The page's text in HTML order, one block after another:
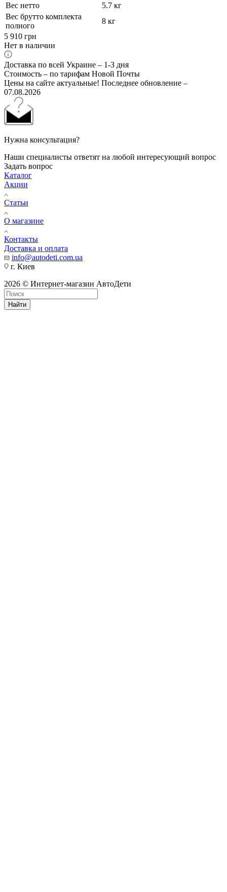
Вес нетто
5.7 кг
Вес брутто комплекта
полного
8 кг
5 910 грн
Нет в наличии
Доставка по всей Украине – 1-3 дня
Стоимость – по тарифам Новой Почты
Цены на сайте актуальные! Последнее обновление –
07.08.2026
Нужна консультация?
Наши специалисты ответят на любой интересующий вопрос
Задать вопрос
Каталог
Акции
Статьи
О магазине
Контакты
Доставка и оплата
info@autodeti.com.ua
г. Киев
2026 © Интернет-магазин АвтоДети
Найти